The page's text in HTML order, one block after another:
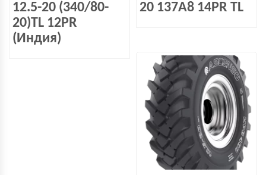
12.5-20 (340/80-
20)TL 12PR
(Индия)
20 137A8 14PR TL